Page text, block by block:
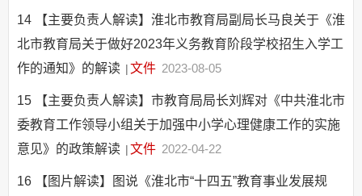
14
【主要负责人解读】淮北市教育局副局长马良关于《淮
北市教育局关于做好2023年义务教育阶段学校招生入学工
作的通知》的解读 |文件 2023-08-05
15
【主要负责人解读】市教育局局长刘辉对《中共淮北市
委教育工作领导小组关于加强中小学心理健康工作的实施
意见》的政策解读 |文件 2022-04-22
16
【图片解读】图说《淮北市“十四五”教育事业发展规